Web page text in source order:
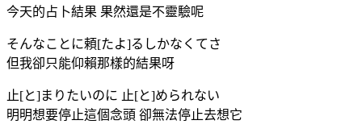
今天的占卜結果 果然還是不靈驗呢
そんなことに頼[たよ]るしかなくてさ
但我卻只能仰賴那樣的結果呀
止[と]まりたいのに 止[と]められない
明明想要停止這個念頭 卻無法停止去想它